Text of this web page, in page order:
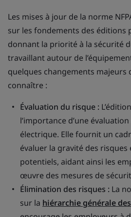
Les mises à jour de la norme
sur les fondements des éditions
donnant la priorité à la sécurité
travaillant autour de
quelques changements majeurs
connaître :
Évaluation du risque :
l’importance d’une
électrique. Elle fournit un
évaluer la gravité des risques
potentiels, aidant ainsi les
œuvre des mesures de
Élimination des risques : La
sur la hiérarchie générale